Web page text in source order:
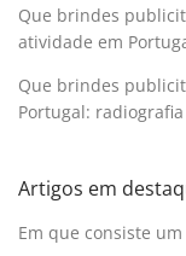
Que brindes
atividade em
Que brindes
Portugal:
Artigos em
Em que consiste um